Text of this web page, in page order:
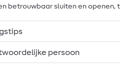
betrouwbaar sluiten en
persoon